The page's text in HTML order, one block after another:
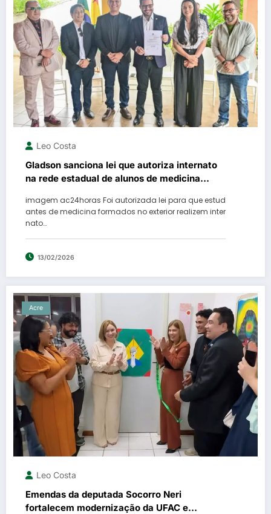
Leo Costa
Gladson sanciona lei que autoriza internato
na rede estadual de alunos de medicina
imagem ac24horas Foi autorizada lei para que estud
antes de medicina formados no exterior realizem inter
nato…
13/02/2026
Acre
Leo Costa
Emendas da deputada Socorro Neri
fortalecem modernização da UFAC e